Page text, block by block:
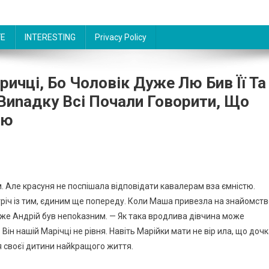
INTERESTING Privacy Policy
Бо Чоловік Дуже Лю Бив Її Та
Всі Почали Говорити, Що
красуня не поспішала відповідати кавалерам вза ємністю.
із тим, єдиним ще попереду. Коли Маша привезла на
Андрій був непоkазним. — Як така вродлива дівчина може
нашій Марічці не рівня. Навіть Марійки мати не вір ила, що
своєї дитини найkращого життя.